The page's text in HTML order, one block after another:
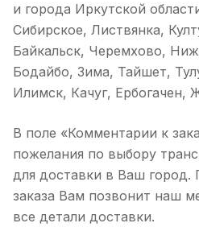
и города Иркутской
Сибирское, Листвянка,
Байкальск, Черемхово,
Бодайбо, Зима, Тайшет,
Илимск, Качуг, Ербогачен,
В поле «Комментарии к
пожелания по выбору
для доставки в Ваш город.
заказа Вам позвонит наш
все детали доставки.